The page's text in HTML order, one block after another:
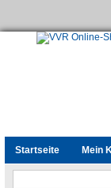
Startseite Mein